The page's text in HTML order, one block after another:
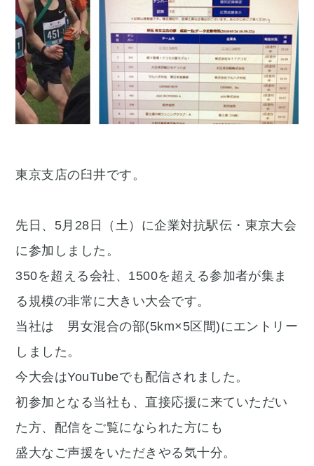
東京支店の臼井です。
先日、5月28日（土）に企業対抗駅伝・東京大会
に参加しました。
350を超える会社、1500を超える参加者が集ま
る規模の非常に大きい大会です。
当社は 男女混合の部(5km×5区間)にエントリー
しました。
今大会はYouTubeでも配信されました。
初参加となる当社も、直接応援に来ていただい
た方、配信をご覧になられた方にも
盛大なご声援をいただきやる気十分。